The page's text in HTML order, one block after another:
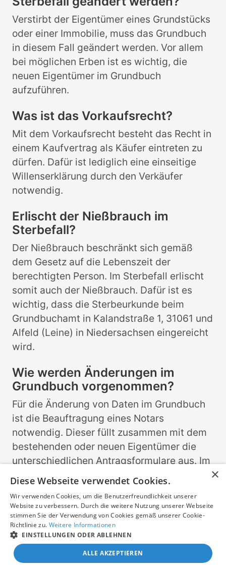
Verstirbt der Eigentümer eines Grundstücks
oder einer Immobilie, muss das Grundbuch
in diesem Fall geändert werden. Vor allem
bei möglichen Erben ist es wichtig, die
neuen Eigentümer im Grundbuch
aufzuführen.
Was ist das Vorkaufsrecht?
Mit dem Vorkaufsrecht besteht das Recht in
einem Kaufvertrag als Käufer eintreten zu
dürfen. Dafür ist lediglich eine einseitige
Willenserklärung durch den Verkäufer
notwendig.
Erlischt der Nießbrauch im
Sterbefall?
Der Nießbrauch beschränkt sich gemäß
dem Gesetz auf die Lebenszeit der
berechtigten Person. Im Sterbefall erlischt
somit auch der Nießbrauch. Dafür ist es
wichtig, dass die Sterbeurkunde beim
Grundbuchamt in Kalandstraße 1, 31061 und
Alfeld (Leine) in Niedersachsen eingereicht
wird.
Wie werden Änderungen im
Grundbuch vorgenommen?
Für die Änderung von Daten im Grundbuch
ist die Beauftragung eines Notars
notwendig. Dieser füllt zusammen mit dem
bestehenden oder neuen Eigentümer die
unterschiedlichen Antragsformulare aus. Im
Anschluss ist es dadurch möglich, einen
Berichtigung von Daten im Grundbuch
durchzuführen.
Worum handelt es sich bei einem
elektronischen
×
Diese Webseite verwendet Cookies.
Wir verwenden Cookies, um die Benutzerfreundlichkeit unserer
Website zu verbessern. Durch die weitere Nutzung unserer Webseite
stimmen Sie der Verwendung von Cookies gemäß unserer Cookie-
Richtlinie zu. Weitere Informationen
EINSTELLUNGEN ODER ABLEHNEN
ALLE AKZEPTIEREN